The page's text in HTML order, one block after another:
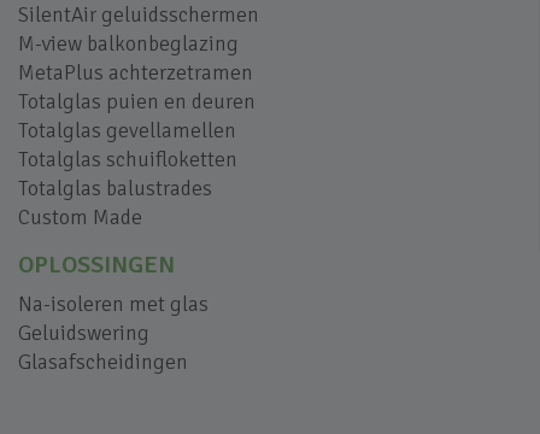
SilentAir geluidsschermen
M-view balkonbeglazing
MetaPlus achterzetramen
Totalglas puien en deuren
Totalglas gevellamellen
Totalglas schuifloketten
Totalglas balustrades
Custom Made
OPLOSSINGEN
Na-isoleren met glas
Geluidswering
Glasafscheidingen